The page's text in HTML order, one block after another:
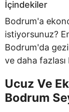
İçindekiler
Bodrum'a
istiyorsunuz?
Bodrum'da
ve daha
Ucuz Ve
Bodrum